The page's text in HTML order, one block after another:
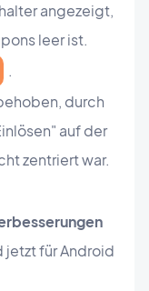
angezeigt,
leer ist.
.
durch
auf der
zentriert war.
jetzt für Android